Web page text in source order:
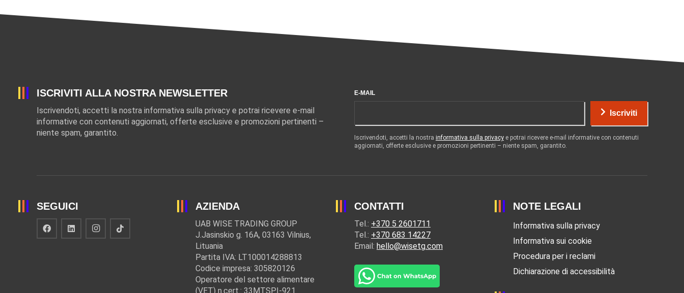
ISCRIVITI ALLA NOSTRA NEWSLETTER
Iscrivendoti, accetti la nostra informativa sulla privacy e potrai ricevere e-mail
informative con contenuti aggiornati, offerte esclusive e promozioni pertinenti –
niente spam, garantito.
E-MAIL
Iscriviti
Iscrivendoti, accetti la nostra informativa sulla privacy e potrai ricevere e-mail informative con contenuti
aggiornati, offerte esclusive e promozioni pertinenti – niente spam, garantito.
SEGUICI AZIENDA
UAB WISE TRADING GROUP
J.Jasinskio g. 16A, 03163 Vilnius,
Lituania
Partita IVA: LT100014288813
Codice impresa: 305820126
Operatore del settore alimentare
(VET) n.cert.: 33MTSPĮ-921
CONTATTI
Tel.: +370 5 2601711
Tel.: +370 683 14227
Email: hello@wisetg.com
NOTE LEGALI
Informativa sulla privacy
Informativa sui cookie
Procedura per i reclami
Dichiarazione di accessibilità